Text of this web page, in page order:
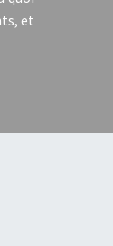
et